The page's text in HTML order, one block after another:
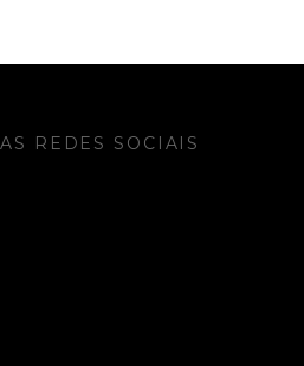
REDES SOCIAIS